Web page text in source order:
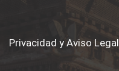
Privacidad y Aviso Legal